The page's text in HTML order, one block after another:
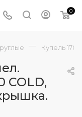
0
— Купель
COLD,